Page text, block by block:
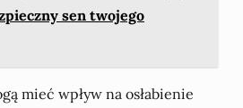
sen twojego
mieć wpływ na osłabienie